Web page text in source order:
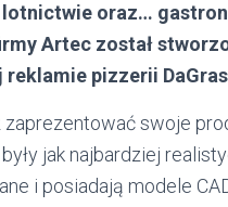
oraz…
Artec został
reklamie pizzerii
swoje
jak najbardziej
i posiadają modele